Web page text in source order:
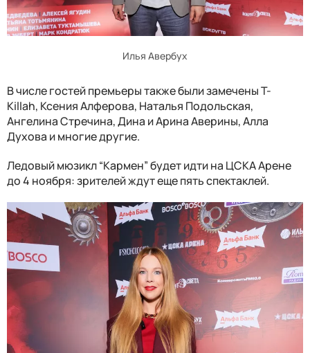
Илья Авербух
В числе гостей премьеры также были замечены T-
Killah, Ксения Алферова, Наталья Подольская,
Ангелина Стречина, Дина и Арина Аверины, Алла
Духова и многие другие.
Ледовый мюзикл “Кармен” будет идти на ЦСКА Арене
до 4 ноября: зрителей ждут еще пять спектаклей.